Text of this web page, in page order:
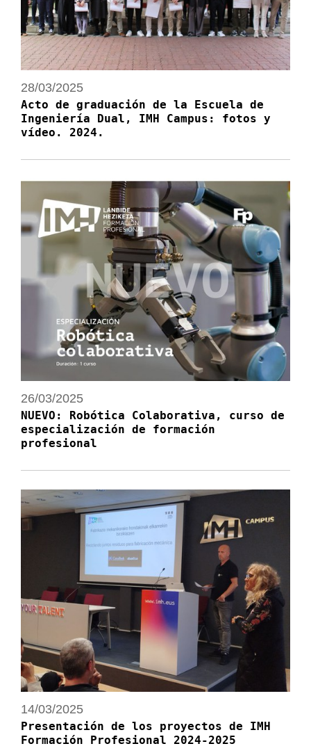
28/03/2025
Acto de graduación de la Escuela de
Ingeniería Dual, IMH Campus: fotos y
vídeo. 2024.
26/03/2025
NUEVO: Robótica Colaborativa, curso de
especialización de formación
profesional
14/03/2025
Presentación de los proyectos de IMH
Formación Profesional 2024-2025